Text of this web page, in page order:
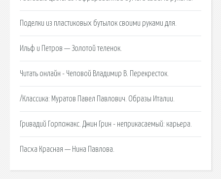
Поделки из пластиковых бутылок своими руками для.
Ильф и Петров — Золотой теленок.
Читать онлайн - Чеповой Владимир В. Перекресток.
/Классика: Муратов Павел Павлович. Образы Италии.
Гривадий Горпожакс. Джин Грин - неприкасаемый: карьера.
Пасха Красная — Нина Павлова.